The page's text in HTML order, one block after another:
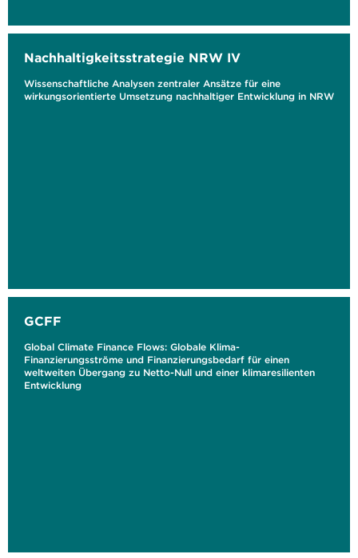
Nachhaltigkeitsstrategie NRW IV
Wissenschaftliche Analysen zentraler Ansätze für eine
wirkungsorientierte Umsetzung nachhaltiger Entwicklung in NRW
GCFF
Global Climate Finance Flows: Globale Klima-
Finanzierungsströme und Finanzierungsbedarf für einen
weltweiten Übergang zu Netto-Null und einer klimaresilienten
Entwicklung